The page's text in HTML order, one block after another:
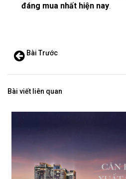
đáng mua nhất hiện nay.
Bài Trước
Bài viết liên quan